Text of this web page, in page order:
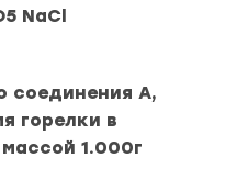
NaCl
соединения А,
горелки в
1.000г